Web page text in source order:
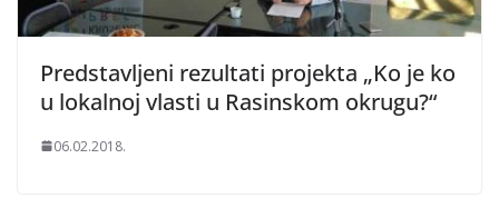
Predstavljeni rezultati projekta „Ko je ko
u lokalnoj vlasti u Rasinskom okrugu?“
06.02.2018.